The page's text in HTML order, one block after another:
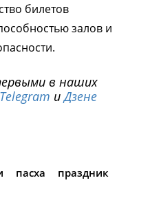
билетов
залов и
в наших
Telegram иДзене
пасха
праздник